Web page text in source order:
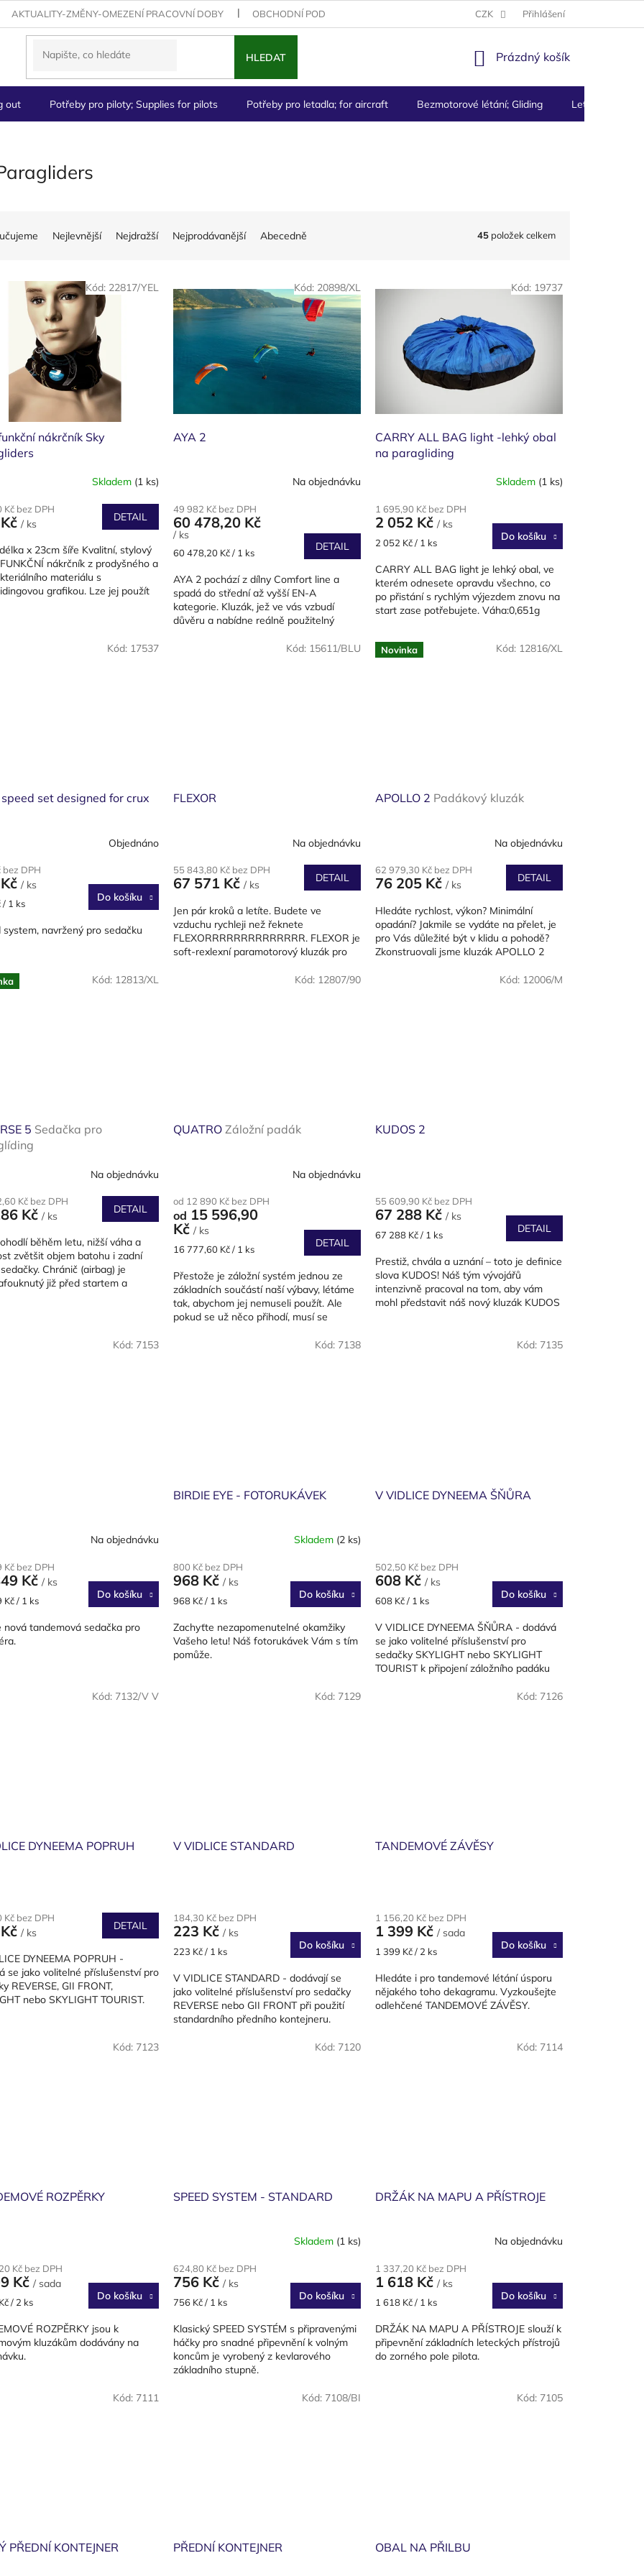
AKTUALITY-ZMĚNY-OMEZENÍ PRACOVNÍ DOBY OBCHODNÍ PODMÍNKY PODMÍNKY OCHRANY OSOBNÍCH ÚDAJŮ
CZK Přihlášení
HLEDAT
NÁKUPNÍ
Prázdný košík
out Potřeby pro piloty; Supplies for pilots Potřeby pro letadla; for aircraft Bezmotorové létání; Gliding
Letecké
Nejlevnější Nejdražší Nejprodávanější Abecedně 45 položek celkem
nákrčník Sky
Skladem (1 ks)
Kč bez DPH
/ ks
DETAIL
x 23cm šíře Kvalitní, stylový
nákrčník z prodyšného a
materiálu s
grafikou. Lze jej použít
Kód: 22817/YEL
AYA 2
Na objednávku
49 982 Kč bez DPH
60 478,20 Kč
/ ks
Měrná
60 478,20 Kč / 1 ks DETAIL
AYA 2 pochází z dílny Comfort line a
spadá do střední až vyšší EN-A
kategorie. Kluzák, jež ve vás vzbudí
důvěru a nabídne reálně použitelný
Kód: 20898/XL
CARRY ALL BAG light -lehký obal
na paragliding
Skladem (1 ks)
1 695,90 Kč bez DPH
2 052 Kč / ks
Měrná
2 052 Kč / 1 ks Do košíku
CARRY ALL BAG light je lehký obal, ve
kterém odnesete opravdu všechno, co
po přistání s rychlým výjezdem znovu na
start zase potřebujete. Váha:0,651g
Kód: 19737
set designed for crux
Objednáno
bez DPH
/ ks
/ 1 ks Do košíku
system, navržený pro sedačku
Kód: 17537
FLEXOR
Na objednávku
55 843,80 Kč bez DPH
67 571 Kč / ks
DETAIL
Jen pár kroků a letíte. Budete ve
vzduchu rychleji než řeknete
FLEXORRRRRRRRRRRRRR. FLEXOR je
soft-rexlexní paramotorový kluzák pro
Kód: 15611/BLU Novinka
APOLLO 2 Padákový kluzák
Na objednávku
62 979,30 Kč bez DPH
76 205 Kč / ks
DETAIL
Hledáte rychlost, výkon? Minimální
opadání? Jakmile se vydáte na přelet, je
pro Vás důležité být v klidu a pohodě?
Zkonstruovali jsme kluzák APOLLO 2
Kód: 12816/XL
5 Sedačka pro
Na objednávku
Kč bez DPH
Kč / ks
DETAIL
běhěm letu, nižší váha a
zvětšit objem batohu i zadní
Chránič (airbag) je
již před startem a
Kód: 12813/XL
QUATRO Záložní padák
Na objednávku
od 12 890 Kč bez DPH
od 15 596,90
Kč / ks
Měrná
16 777,60 Kč / 1 ks DETAIL
Přestože je záložní systém jednou ze
základních součástí naší výbavy, létáme
tak, abychom jej nemuseli použít. Ale
pokud se už něco přihodí, musí se
Kód: 12807/90
KUDOS 2
55 609,90 Kč bez DPH
67 288 Kč / ks
Měrná
67 288 Kč / 1 ks DETAIL
Prestiž, chvála a uznání – toto je definice
slova KUDOS! Náš tým vývojářů
intenzivně pracoval na tom, aby vám
mohl představit náš nový kluzák KUDOS
Kód: 12006/M
Na objednávku
Kč bez DPH
Kč / ks
Kč / 1 ks Do košíku
nová tandemová sedačka pro
Kód: 7153
BIRDIE EYE - FOTORUKÁVEK
Skladem (2 ks)
800 Kč bez DPH
968 Kč / ks
Měrná
968 Kč / 1 ks Do košíku
Zachyťte nezapomenutelné okamžiky
Vašeho letu! Náš fotorukávek Vám s tím
pomůže.
Kód: 7138
V VIDLICE DYNEEMA ŠŇŮRA
502,50 Kč bez DPH
608 Kč / ks
Měrná
608 Kč / 1 ks Do košíku
V VIDLICE DYNEEMA ŠŇŮRA - dodává
se jako volitelné příslušenství pro
sedačky SKYLIGHT nebo SKYLIGHT
TOURIST k připojení záložního padáku
Kód: 7135
DYNEEMA POPRUH
Kč bez DPH
/ ks
DETAIL
DYNEEMA POPRUH -
se jako volitelné příslušenství pro
REVERSE, GII FRONT,
nebo SKYLIGHT TOURIST.
Kód: 7132/V V
V VIDLICE STANDARD
184,30 Kč bez DPH
223 Kč / ks
Měrná
223 Kč / 1 ks Do košíku
V VIDLICE STANDARD - dodávají se
jako volitelné příslušenství pro sedačky
REVERSE nebo GII FRONT při použití
standardního předního kontejneru.
Kód: 7129
TANDEMOVÉ ZÁVĚSY
1 156,20 Kč bez DPH
1 399 Kč / sada
Měrná
1 399 Kč / 2 ks Do košíku
Hledáte i pro tandemové létání úsporu
nějakého toho dekagramu. Vyzkoušejte
odlehčené TANDEMOVÉ ZÁVĚSY.
Kód: 7126
ROZPĚRKY
Kč bez DPH
Kč / sada
/ 2 ks Do košíku
ROZPĚRKY jsou k
kluzákům dodávány na
Kód: 7123
SPEED SYSTEM - STANDARD
Skladem (1 ks)
624,80 Kč bez DPH
756 Kč / ks
Měrná
756 Kč / 1 ks Do košíku
Klasický SPEED SYSTÉM s připravenými
háčky pro snadné připevnění k volným
koncům je vyrobený z kevlarového
základního stupně.
Kód: 7120
DRŽÁK NA MAPU A PŘÍSTROJE
Na objednávku
1 337,20 Kč bez DPH
1 618 Kč / ks
Měrná
1 618 Kč / 1 ks Do košíku
DRŽÁK NA MAPU A PŘÍSTROJE slouží k
připevnění základních leteckých přístrojů
do zorného pole pilota.
Kód: 7114
PŘEDNÍ KONTEJNER
Kód: 7111
PŘEDNÍ KONTEJNER
Kód: 7108/BI
OBAL NA PŘILBU
Kód: 7105